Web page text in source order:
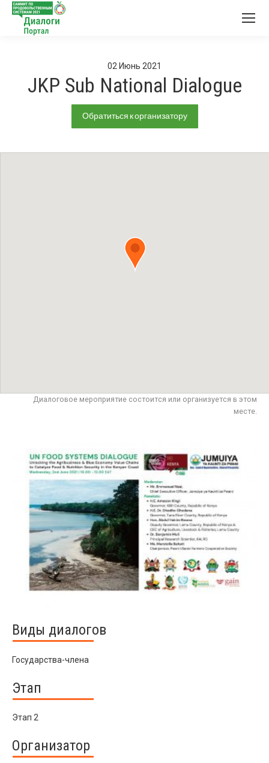
02 Июнь 2021
JKP Sub National Dialogue
Обратиться к организатору
Диалоговое мероприятие состоится или организуется в этом
месте.
Виды диалогов
Государства-члена
Этап
Этап 2
Организатор